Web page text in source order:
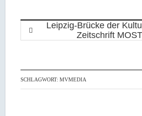
SCHLAGWORT: MVMEDIA